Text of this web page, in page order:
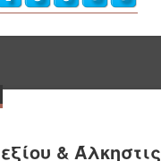
& Άλκηστις